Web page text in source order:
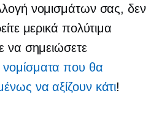
νομισμάτων σας, δεν
μερικά πολύτιμα
να σημειώσετε
νομίσματα που θα
να αξίζουν κάτι!